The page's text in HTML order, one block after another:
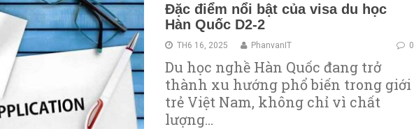
Đặc điểm nổi bật của visa du học
Hàn Quốc D2-2
TH6 16, 2025 0
PhanvanIT
Du học nghề Hàn Quốc đang trở
thành xu hướng phổ biến trong giới
trẻ Việt Nam, không chỉ vì chất
lượng…